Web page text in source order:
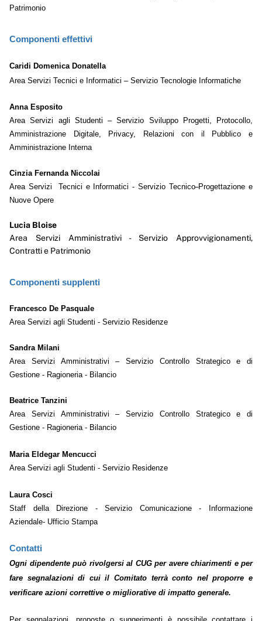
Patrimonio
Componenti effettivi
Caridi Domenica Donatella
Area Servizi Tecnici e Informatici – Servizio Tecnologie Informatiche
Anna Esposito
Area Servizi agli Studenti – Servizio Sviluppo Progetti, Protocollo,
Amministrazione Digitale, Privacy, Relazioni con il Pubblico e
Amministrazione Interna
Cinzia Fernanda Niccolai
Area Servizi Tecnici e Informatici - Servizio Tecnico Progettazione e
Nuove Opere
Lucia Bloise
Area Servizi Amministrativi - Servizio Approvvigionamenti,
Contratti e Patrimonio
Componenti supplenti
Francesco De Pasquale
Area Servizi agli Studenti - Servizio Residenze
Sandra Milani
Area Servizi Amministrativi – Servizio Controllo Strategico e di
Gestione - Ragioneria - Bilancio
Beatrice Tanzini
Area Servizi Amministrativi – Servizio Controllo Strategico e di
Gestione - Ragioneria - Bilancio
Maria Eldegar Mencucci
Area Servizi agli Studenti - Servizio Residenze
Laura Cosci
Staff della Direzione - Servizio Comunicazione - Informazione
Aziendale- Ufficio Stampa
Contatti
Ogni dipendente può rivolgersi al CUG per avere chiarimenti e per
fare segnalazioni di cui il Comitato terrà conto nel proporre e
verificare azioni correttive o migliorative di impatto generale.